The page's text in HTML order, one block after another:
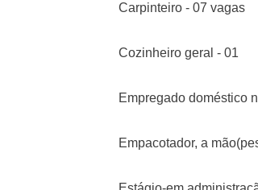
Carpinteiro - 07 vagas
Cozinheiro geral - 01
Empregado doméstico
Empacotador, a